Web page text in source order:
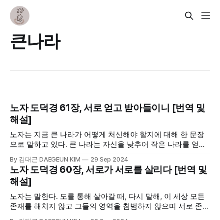
큰나라
노자 도덕경 61장, 서로 얻고 받아들이니 [번역 및
해설]
노자는 지금 큰 나라가 어떻게 처신해야 할지에 대해 한 문장
으로 말하고 있다. 큰 나라는 자신을 낮추어 작은 나라를 얻고
일인데, 이를 위해 서로 조금씩 물러나야 한다는 의미이다. 다
만 이는 현실이 아닌 그래야 한다는 당위의 차원이다. 큰 나라
가 더 많은 이익을 가져갈 수밖에 없다.
By 김대근 DAEGEUN KIM 29 Sep 2024
노자 도덕경 60장, 서로가 서로를 살리다 [번역 및
해설]
노자는 말한다. 도를 통해 살아갈 때, 다시 말해, 이 세상 모든
존재를 해치지 않고 그들의 영역을 침범하지 않으며 서로 존중